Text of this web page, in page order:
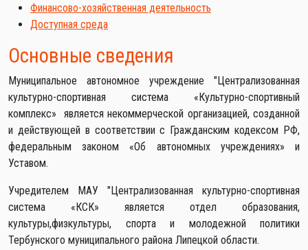
Финансово-хозяйственная деятельность
Доступная среда
Основные сведения
Муниципальное автономное учреждение "Централизованная
культурно-спортивная система «Культурно-спортивный
комплекс» является некоммерческой организацией, созданной
и действующей в соответствии с Гражданским кодексом РФ,
федеральным законом «Об автономных учреждениях» и
Уставом.
Учредителем МАУ "Централизованная культурно-спортивная
система «КСК» является отдел образования,
культуры,физкультуры, спорта и молодежной политики
Тербунского муниципального района Липецкой области.